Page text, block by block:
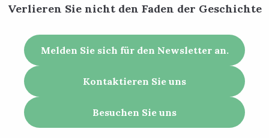
Verlieren Sie nicht den Faden der Geschichte
Melden Sie sich für den Newsletter an.
Kontaktieren Sie uns
Besuchen Sie uns